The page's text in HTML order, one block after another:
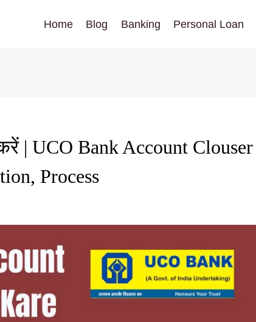
Home Blog Banking Personal Loan
| UCO Bank Account Clouser
Process